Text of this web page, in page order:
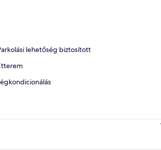
lehetőség biztosított